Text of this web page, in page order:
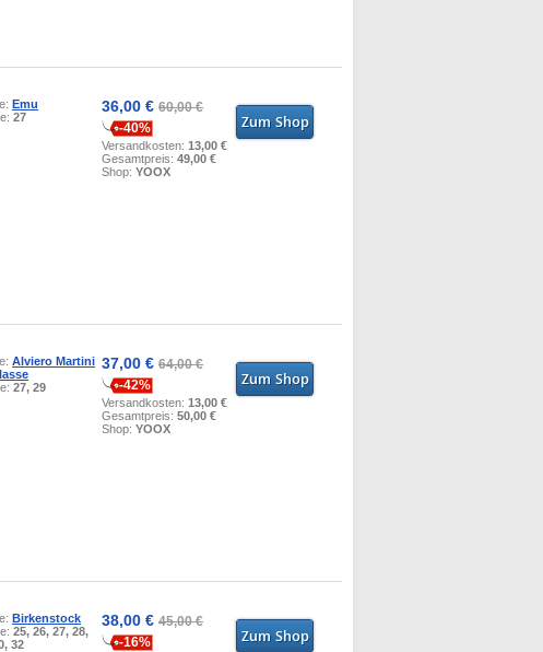
Emu
27
36,00 €60,00 €
-40%
Versandkosten:13,00 €
Gesamtpreis:49,00 €
Shop:YOOX
Alviero Martini
27, 29
37,00 €64,00 €
-42%
Versandkosten:13,00 €
Gesamtpreis:50,00 €
Shop:YOOX
Birkenstock
25, 26, 27, 28,
32
38,00 €45,00 €
-16%